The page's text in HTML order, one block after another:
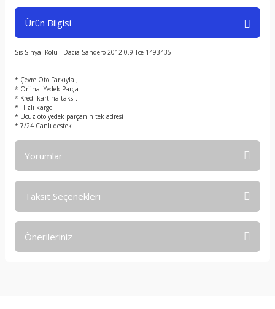
Ürün Bilgisi
Sis Sinyal Kolu - Dacia Sandero 2012 0.9 Tce 1493435
* Çevre Oto Farkıyla ;
* Orjinal Yedek Parça
* Kredi kartına taksit
* Hızlı kargo
* Ucuz oto yedek parçanın tek adresi
* 7/24 Canlı destek
Yorumlar
Taksit Seçenekleri
Önerileriniz